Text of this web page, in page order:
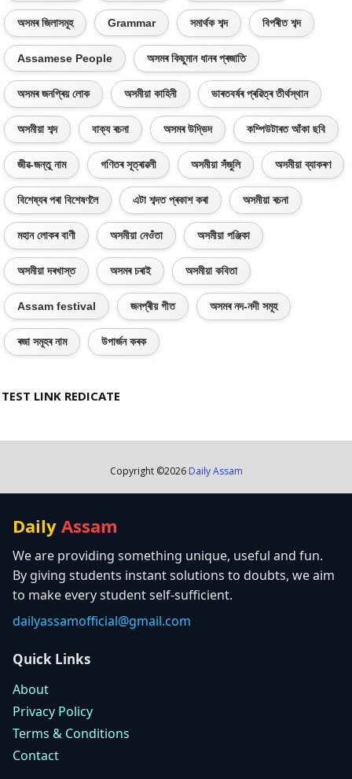
অসমৰ জিলাসমূহ Grammar সমাৰ্থক শব্দ বিপৰীত শব্দ
Assamese People অসমৰ কিছুমান ধানৰ প্ৰজাতি
অসমৰ জনপ্ৰিয় লোক অসমীয়া কাহিনী ভাৰতবৰ্ষৰ প্ৰৱিত্ৰ তীৰ্থস্থান
অসমীয়া শব্দ বাক্য ৰচনা অসমৰ উদ্ভিদ কম্পিউটাৰত আঁকা ছবি
জীৱ-জন্তু নাম গণিতৰ সূত্ৰাৱলী অসমীয়া সঁজুলি অসমীয়া ব্যাকৰণ
বিশেষ্যৰ পৰা বিশেষণলৈ এটা শব্দত প্ৰকাশ কৰা অসমীয়া ৰচনা
মহান লোকৰ বাণী অসমীয়া নেওঁতা অসমীয়া পঞ্জিকা
অসমীয়া দৰখাস্ত অসমৰ চৰাই অসমীয়া কবিতা
Assam festival জনপ্ৰীয় গীত অসমৰ নদ-নদী সমূহ
ৰজা সমূহৰ নাম উপাৰ্জন কৰক
TEST LINK REDICATE
Copyright ©2026 Daily Assam
Daily Assam
We are providing something unique, useful and fun.
By giving students instant solutions to doubts, we aim
to make every student self-sufficient.
dailyassamofficial@gmail.com
Quick Links
About
Privacy Policy
Terms & Conditions
Contact